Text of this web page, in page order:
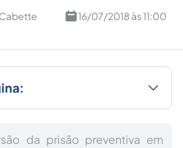
16/07/2018 às 11:00
da prisão preventiva em